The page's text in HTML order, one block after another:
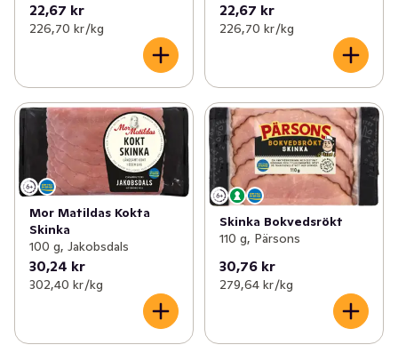
22,67 kr
226,70 kr /kg
22,67 kr
226,70 kr /kg
Mor Matildas Kokta
Skinka
100 g, Jakobsdals
30,24 kr
302,40 kr /kg
Skinka Bokvedsrökt
110 g, Pärsons
30,76 kr
279,64 kr /kg